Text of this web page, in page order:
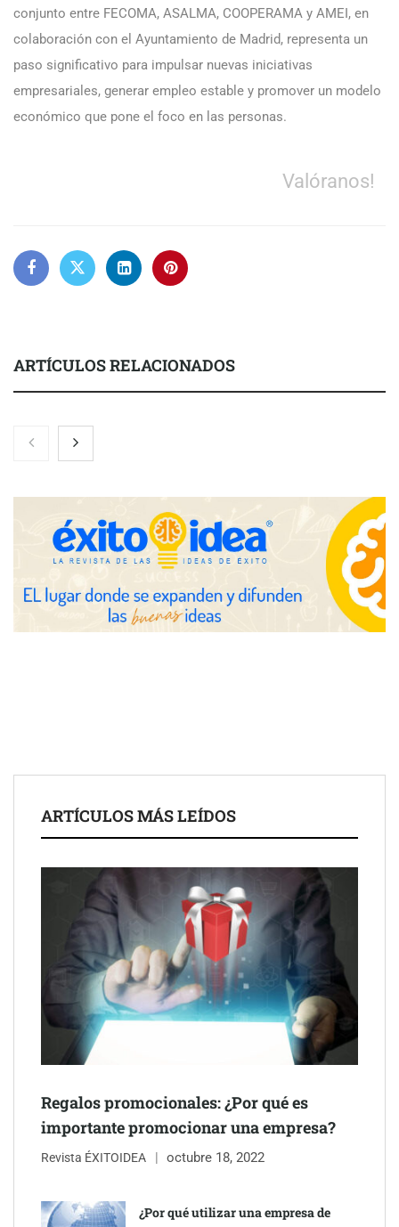
conjunto entre FECOMA, ASALMA, COOPERAMA y AMEI, en
colaboración con el Ayuntamiento de Madrid, representa un
paso significativo para impulsar nuevas iniciativas
empresariales, generar empleo estable y promover un modelo
económico que pone el foco en las personas.
Valóranos!
ARTÍCULOS RELACIONADOS
La luz roja, el nuevo aftersun, actúa en la recuperación de la piel
Eulalia Roig lanza ‘The Journal’, una revista digital mensual de
entrevistas y fotografía editorial
inmobiliarios: hasta 82% de ahorro por cobro
ARTÍCULOS MÁS LEÍDOS
Regalos promocionales: ¿Por qué es
importante promocionar una empresa?
Revista ÉXITOIDEA octubre 18, 2022
¿Por qué utilizar una empresa de